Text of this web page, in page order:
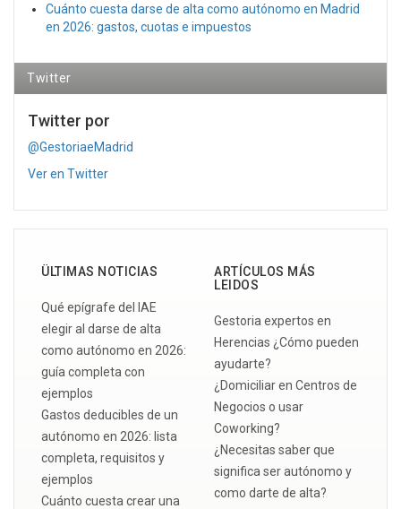
Cuánto cuesta darse de alta como autónomo en Madrid
en 2026: gastos, cuotas e impuestos
Twitter
Twitter por
@GestoriaeMadrid
Ver en Twitter
ÜLTIMAS NOTICIAS
Qué epígrafe del IAE
elegir al darse de alta
como autónomo en 2026:
guía completa con
ejemplos
Gastos deducibles de un
autónomo en 2026: lista
completa, requisitos y
ejemplos
Cuánto cuesta crear una
ARTÍCULOS MÁS
LEIDOS
Gestoria expertos en
Herencias ¿Cómo pueden
ayudarte?
¿Domiciliar en Centros de
Negocios o usar
Coworking?
¿Necesitas saber que
significa ser autónomo y
como darte de alta?